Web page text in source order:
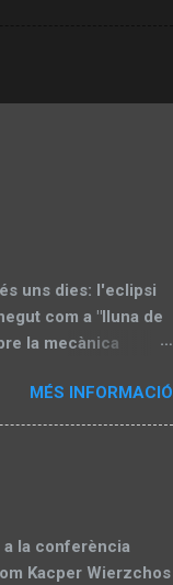
uns dies: l'eclipsi
com a "lluna de
la mecànica
que actualitzarem
de Lleida
la seva totalitat i
MÉS INFORMACIÓ
a la conferència
Kacper Wierzchos